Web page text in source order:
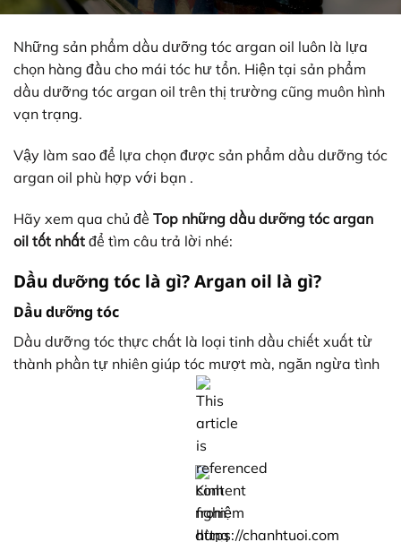
Những sản phẩm dầu dưỡng tóc argan oil luôn là lựa
chọn hàng đầu cho mái tóc hư tổn. Hiện tại sản phẩm
dầu dưỡng tóc argan oil trên thị trường cũng muôn hình
vạn trạng.
Vậy làm sao để lựa chọn được sản phẩm dầu dưỡng tóc
argan oil phù hợp với bạn .
Hãy xem qua chủ đề Top những dầu dưỡng tóc argan
oil tốt nhất để tìm câu trả lời nhé:
Dầu dưỡng tóc là gì? Argan oil là gì?
Dầu dưỡng tóc
Dầu dưỡng tóc thực chất là loại tinh dầu chiết xuất từ
thành phần tự nhiên giúp tóc mượt mà, ngăn ngừa tình